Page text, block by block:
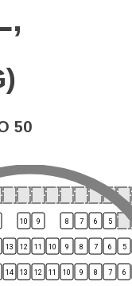
50
10 9 8 7 6 5
13 12 11 10 9 8 7 6 5
14 13 12 11 10 9 8 7 6